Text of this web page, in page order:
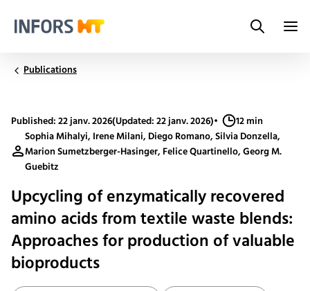
Search
Publications
Published: 22 janv. 2026(Updated: 22 janv. 2026)•
12 min
Sophia Mihalyi, Irene Milani, Diego Romano, Silvia Donzella,
Marion Sumetzberger-Hasinger, Felice Quartinello, Georg M.
Guebitz
Upcycling of enzymatically recovered
amino acids from textile waste blends:
Approaches for production of valuable
bioproducts